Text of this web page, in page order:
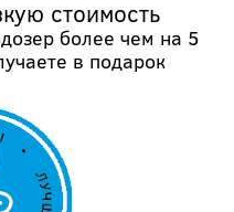
стоимость
более чем на 5
в подарок